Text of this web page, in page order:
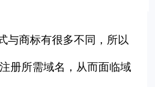
与商标有很多不同，所以
册所需域名，从而面临域